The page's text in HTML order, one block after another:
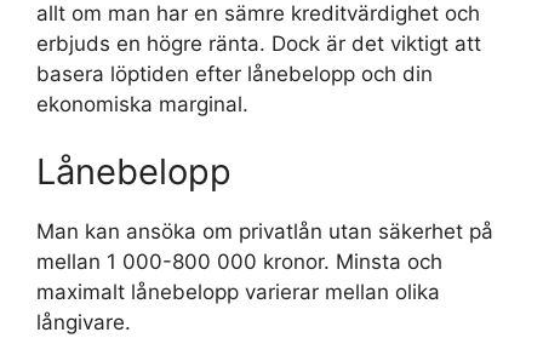
allt om man har en sämre kreditvärdighet och
erbjuds en högre ränta. Dock är det viktigt att
basera löptiden efter lånebelopp och din
ekonomiska marginal.
Lånebelopp
Man kan ansöka om privatlån utan säkerhet på
mellan 1 000-800 000 kronor. Minsta och
maximalt lånebelopp varierar mellan olika
långivare.